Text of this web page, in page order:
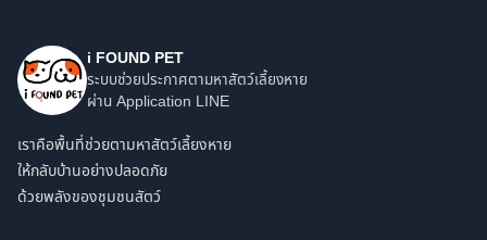
i FOUND PET
ระบบช่วยประกาศตามหาสัตว์เลี้ยงหาย
ผ่าน Application LINE
เราคือพื้นที่ช่วยตามหาสัตว์เลี้ยงหาย
ให้กลับบ้านอย่างปลอดภัย
ด้วยพลังของชุมชนสัตว์